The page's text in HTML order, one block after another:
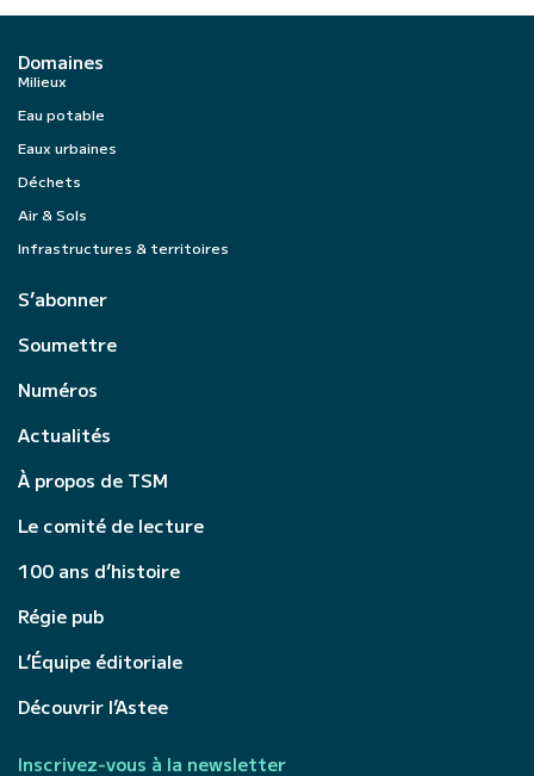
Domaines
Milieux
Eau potable
Eaux urbaines
Déchets
Air & Sols
Infrastructures & territoires
S’abonner
Soumettre
Numéros
Actualités
À propos de TSM
Le comité de lecture
100 ans d’histoire
Régie pub
L’Équipe éditoriale
Découvrir l’Astee
Inscrivez-vous à la newsletter